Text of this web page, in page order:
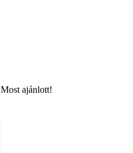
Most ajánlott!